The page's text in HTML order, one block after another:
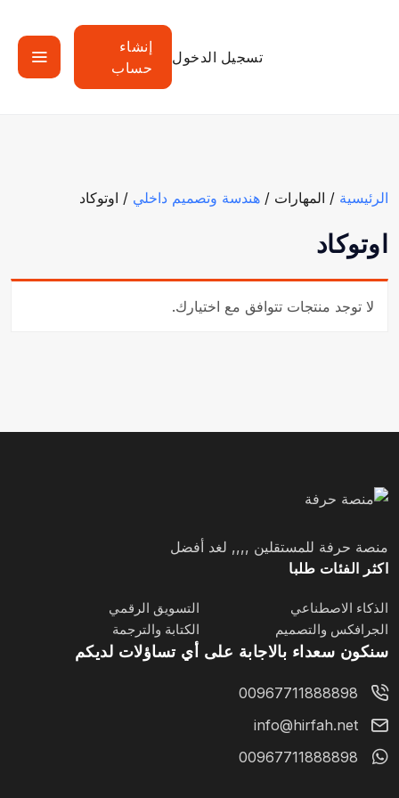
تسجيل الدخول
إنشاء
حساب
الرئيسية / المهارات / هندسة وتصميم داخلي / اوتوكاد
اوتوكاد
لا توجد منتجات تتوافق مع اختيارك.
منصة حرفة للمستقلين ,,,, لغد أفضل
اكثر الفئات طلبا
الذكاء الاصطناعي
التسويق الرقمي
الجرافكس والتصميم
الكتابة والترجمة
سنكون سعداء بالاجابة على أي تساؤلات لديكم
00967711888898
info@hirfah.net
00967711888898